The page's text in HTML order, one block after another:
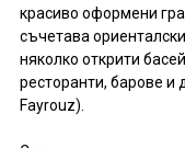
красиво оформени
съчетава
няколко открити
ресторанти, барове и
Fayrouz).